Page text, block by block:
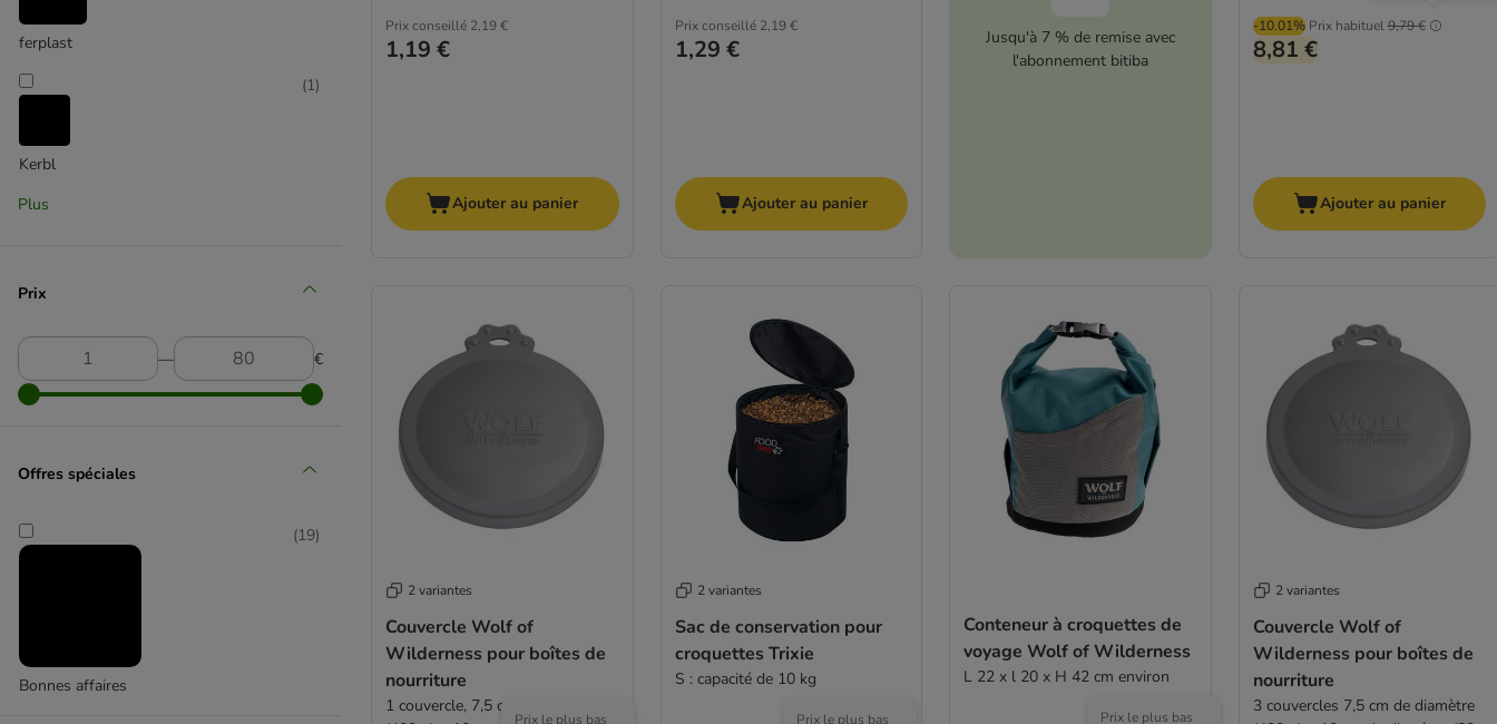
ferplast
Kerbl
(1)
TIAKI
Trixie
Plus
Prix
― €
Offres spéciales
Bonnes affaires
(19)
Prix conseillé 2,19 €
1,19 €
Ajouter au panier
Prix conseillé 2,19 €
1,29 €
Ajouter au panier
Jusqu'à 7 % de remise avec
l'abonnement bitiba
-10.01% Prix habituel9,79 €
8,81 €
Ajouter au panier
2 variantes
Couvercle Wolf of
Wilderness pour boîtes de
nourriture
1 couvercle, 7,5 cm de diamètre
Prix le plus bas
2 variantes
Sac de conservation pour
croquettes Trixie
S : capacité de 10 kg
Prix le plus bas
Conteneur à croquettes de
voyage Wolf of Wilderness
L 22 x l 20 x H 42 cm environ
Prix le plus bas
2 variantes
Couvercle Wolf of
Wilderness pour boîtes de
nourriture
3 couvercles 7,5 cm de diamètre